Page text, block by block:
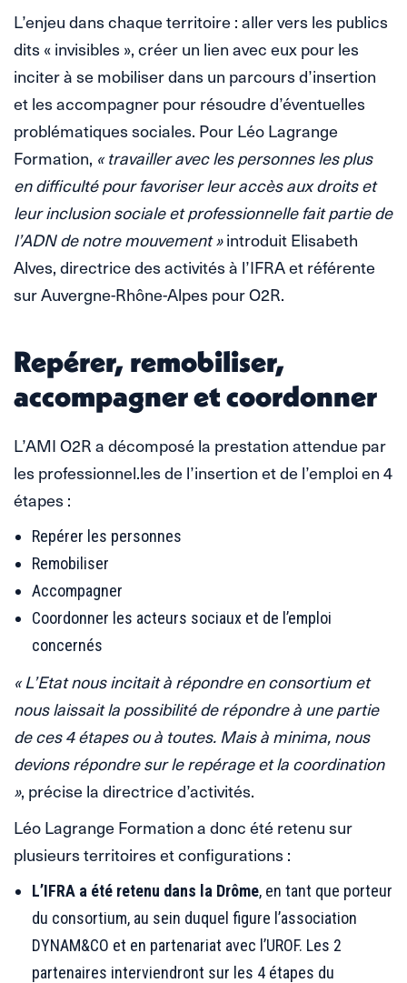
L’enjeu dans chaque territoire : aller vers les publics
dits « invisibles », créer un lien avec eux pour les
inciter à se mobiliser dans un parcours d’insertion
et les accompagner pour résoudre d’éventuelles
problématiques sociales. Pour Léo Lagrange
Formation, « travailler avec les personnes les plus
en difficulté pour favoriser leur accès aux droits et
leur inclusion sociale et professionnelle fait partie de
l’ADN de notre mouvement »introduit Elisabeth
Alves, directrice des activités à l’IFRA et référente
sur Auvergne-Rhône-Alpes pour O2R.
Repérer, remobiliser,
accompagner et coordonner
L’AMI O2R a décomposé la prestation attendue par
les professionnel.les de l’insertion et de l’emploi en 4
étapes :
Repérer les personnes
Remobiliser
Accompagner
Coordonner les acteurs sociaux et de l’emploi
concernés
« L’Etat nous incitait à répondre en consortium et
nous laissait la possibilité de répondre à une partie
de ces 4 étapes ou à toutes. Mais à minima, nous
devions répondre sur le repérage et la coordination
», précise la directrice d’activités.
Léo Lagrange Formation a donc été retenu sur
plusieurs territoires et configurations :
L’IFRA a été retenu dans la Drôme, en tant que porteur
du consortium, au sein duquel figure l’association
DYNAM&CO et en partenariat avec l’UROF. Les 2
partenaires interviendront sur les 4 étapes du